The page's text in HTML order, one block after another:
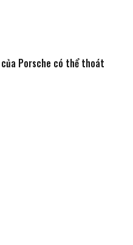
Porsche có thể thoát